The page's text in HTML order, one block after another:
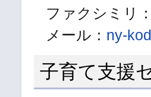
ファクシミリ
メール： ny-
子育て支援